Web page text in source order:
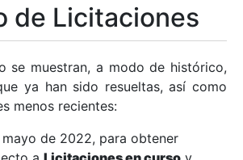
de Licitaciones
se muestran, a modo de histórico,
ya han sido resueltas, así como
menos recientes:
de 2022, para obtener